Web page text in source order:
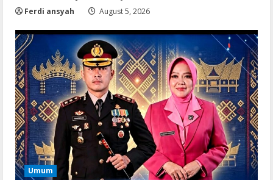
Ferdi ansyah August 5, 2026
Umum